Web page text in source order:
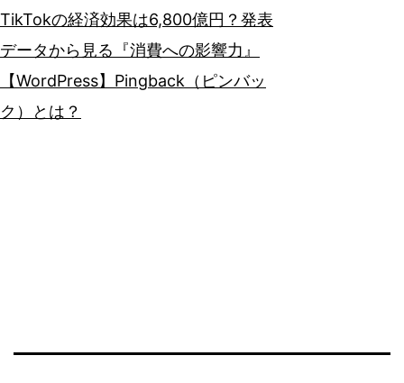
TikTokの経済効果は6,800億円？発表
データから見る『消費への影響力』
【WordPress】Pingback（ピンバッ
ク）とは？